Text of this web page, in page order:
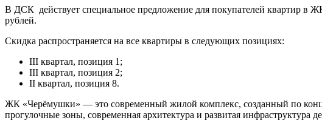
В ДСК действует специальное предложение для покупателей квартир в
рублей.
Скидка распространяется на все квартиры в следующих позициях:
III квартал, позиция 1;
III квартал, позиция 2;
II квартал, позиция 8.
ЖК «Черёмушки» — это современный жилой комплекс, созданный по
прогулочные зоны, современная архитектура и развитая